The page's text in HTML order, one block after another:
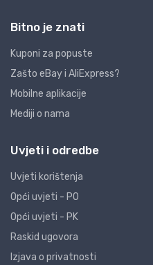
Bitno je znati
Kuponi za popuste
Zašto eBay i AliExpress?
Mobilne aplikacije
Mediji o nama
Uvjeti i odredbe
Uvjeti korištenja
Opći uvjeti - PO
Opći uvjeti - PK
Raskid ugovora
Izjava o privatnosti